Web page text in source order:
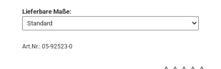
Lieferbare Maße:
Art.Nr.: 05-92523-0